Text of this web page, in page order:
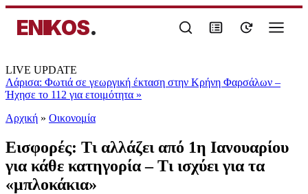
ENIKOS.
LIVE UPDATE
Λάρισα: Φωτιά σε γεωργική έκταση στην Κρήνη Φαρσάλων –
Ήχησε το 112 για ετοιμότητα »
Αρχική » Oικονομία
Εισφορές: Τι αλλάζει από 1η Ιανουαρίου
για κάθε κατηγορία – Τι ισχύει για τα
«μπλοκάκια»